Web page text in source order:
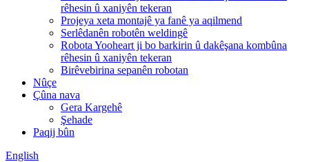
rêhesin û xaniyên tekeran
Projeya xeta montajê ya fanê ya aqilmend
Serlêdanên robotên weldingê
Robota Yooheart ji bo barkirin û dakêşana kombûna
rêhesin û xaniyên tekeran
Birêvebirina sepanên robotan
Nûçe
Çûna nava
Gera Kargehê
Şehade
Paqij bûn
English